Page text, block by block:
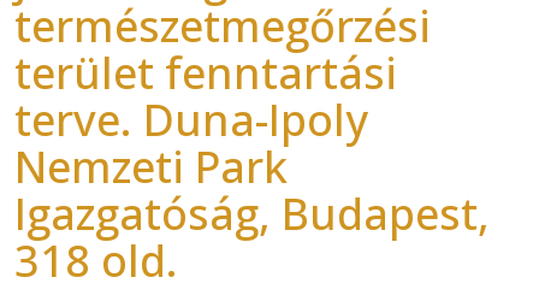
természetmegőrzési
terület fenntartási
terve. Duna-Ipoly
Nemzeti Park
Igazgatóság, Budapest,
318 old.